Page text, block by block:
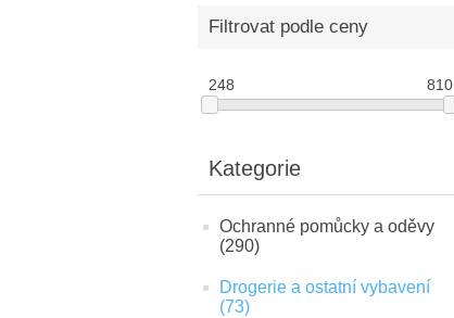
Filtrovat podle ceny
248 810
Kategorie
Ochranné pomůcky a oděvy
(290)
Drogerie a ostatní vybavení
(73)